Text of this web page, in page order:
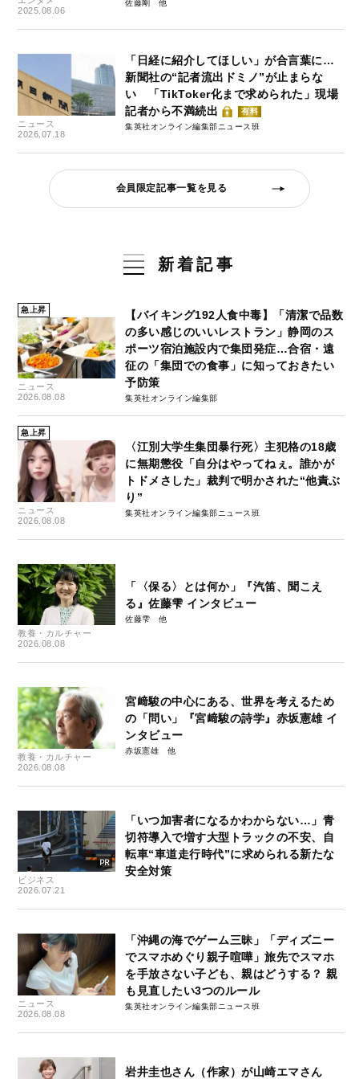
2025.08.06
佐藤剛
ニュース
2026.07.18
「日経に紹介してほしい」が合言葉に…
新聞社の“記者流出ドミノ”が止まらな
い 「TikToker化まで求められた」現場
記者から不満続出
有料
集英社オンライン編集部ニュース班
会員限定記事一覧を見る
新着記事
急上昇
ニュース
2026.08.08
【バイキング192人食中毒】「清潔で品数
の多い感じのいいレストラン」静岡のス
ポーツ宿泊施設内で集団発症…合宿・遠
征の「集団での食事」に知っておきたい
予防策
集英社オンライン編集部
急上昇
ニュース
2026.08.08
〈江別大学生集団暴行死〉主犯格の18歳
に無期懲役「自分はやってねぇ。誰かが
トドメさした」裁判で明かされた“他責ぶ
り”
集英社オンライン編集部ニュース班
教養・カルチャー
2026.08.08
「〈保る〉とは何か」『汽笛、聞こえ
る』佐藤雫 インタビュー
佐藤雫
教養・カルチャー
2026.08.08
宮﨑駿の中心にある、世界を考えるため
の「問い」『宮﨑駿の詩学』赤坂憲雄 イ
ンタビュー
赤坂憲雄
ビジネス
2026.07.21
「いつ加害者になるかわからない…」青
切符導入で増す大型トラックの不安、自
転車“車道走行時代”に求められる新たな
安全対策
ニュース
2026.08.08
「沖縄の海でゲーム三昧」「ディズニー
でスマホめぐり親子喧嘩」旅先でスマホ
を手放さない子ども、親はどうする？ 親
も見直したい3つのルール
集英社オンライン編集部ニュース班
岩井圭也さん（作家）が山崎エマさん